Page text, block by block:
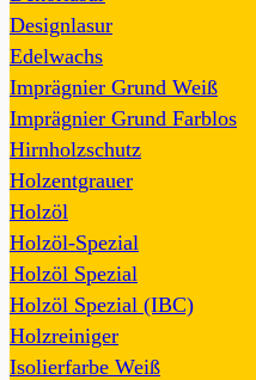
Designlasur
Edelwachs
Imprägnier Grund Weiß
Imprägnier Grund Farblos
Hirnholzschutz
Holzentgrauer
Holzöl
Holzöl-Spezial
Holzöl Spezial
Holzöl Spezial (IBC)
Holzreiniger
Isolierfarbe Weiß